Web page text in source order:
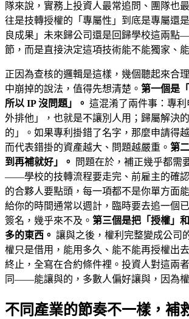
隊來說，實務上投資人最常追問、團隊也
往是技轉授權的「專屬性」到底是專屬還
良成果」未來歸公司還是回歸學校這兩
節，而是直接決定這項技術能不能獨家、
正因為查核的邏輯是這樣，幾個聽起來合
中崩掉的說法，值得先想清楚。 第一個是
所以 IP 沒問題」。 這混淆了兩件事：專
外排他」，也就是不讓別人用；歸屬解決
的」。如果專利掛錯了名字，那麼申請得
而代表錯掛的資產越大、問題越嚴重。 第
到再補就好」。
問題在於，補正幾乎都需
——學校的技轉流程要走完、前雇主的確
的合夥人要點頭，每一項都不是你單方面
給你的時間通常以週計，臨時要去追一個
簽名，幾乎來不及。 第三個是把「授權」
多的東西。 讓與之後，權利完整變成公司
權只是借用，能用多久、能不能再授權出
終止，全寫在合約條件裡。投資人對這兩
同——能讓與的，多數人偏好讓與，因為權
不同產業的節奏不一樣，補